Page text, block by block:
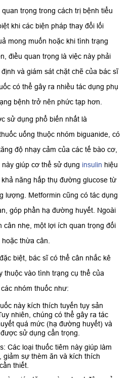
trọng trong cách trị bệnh tiểu
khi các biện pháp thay đổi lối
mong muốn hoặc khi tình trạng
điều quan trọng là việc này phải
và giám sát chặt chẽ của bác sĩ
có thể gây ra nhiều tác dụng phụ
bệnh trở nên phức tạp hơn.
sử dụng phổ biến nhất là
uống thuộc nhóm biguanide, có
độ nhạy cảm của các tế bào cơ,
giúp cơ thể sử dụng insulin hiệu
năng hấp thụ đường glucose từ
lượng. Metformin cũng có tác dụng
góp phần hạ đường huyết. Ngoài
cân nhẹ, một lợi ích quan trọng đối
thừa cân.
biệt, bác sĩ có thể cân nhắc kê
thuộc vào tình trạng cụ thể của
nhóm thuốc như:
này kích thích tuyến tụy sản
nhiên, chúng có thể gây ra tác
quá mức (hạ đường huyết) và
sử dụng cẩn trọng.
Các loại thuốc tiêm này giúp làm
giảm sự thèm ăn và kích thích
thiết.